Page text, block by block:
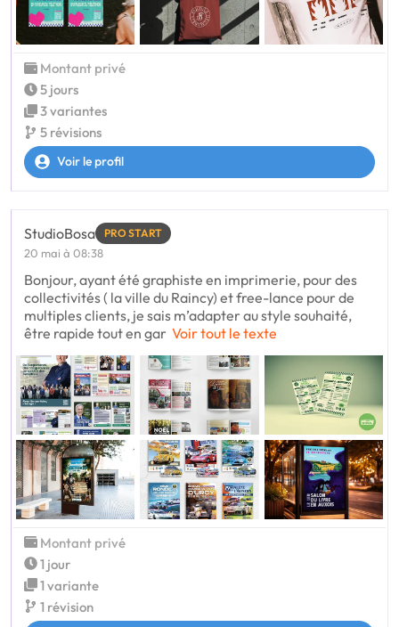
Montant privé
5 jours
3 variantes
5 révisions
Voir le profil
StudioBosa PRO START
20 mai à 08:38
Bonjour, ayant été graphiste en imprimerie, pour des
collectivités ( la ville du Raincy) et free-lance pour de
multiples clients, je sais m’adapter au style souhaité,
être rapide tout en gar Voir tout le texte
Montant privé
1 jour
1 variante
1 révision